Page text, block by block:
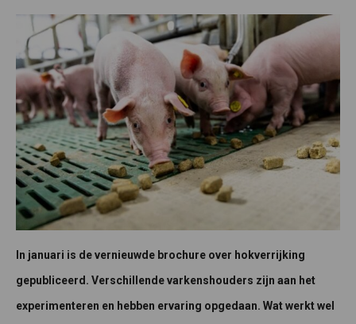
In januari is de vernieuwde brochure over hokverrijking
gepubliceerd. Verschillende varkenshouders zijn aan het
experimenteren en hebben ervaring opgedaan. Wat werkt wel